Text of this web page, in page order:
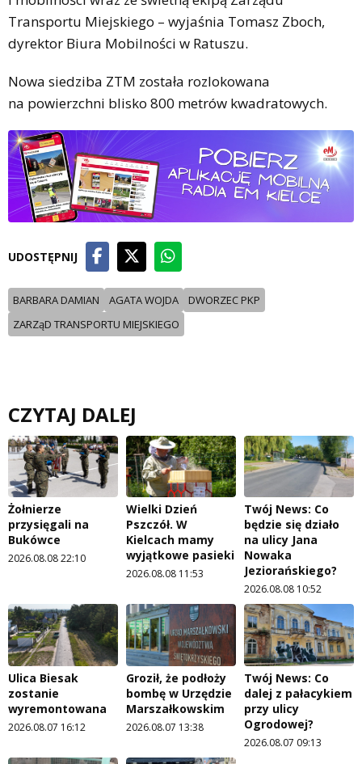
Transportu Miejskiego – wyjaśnia Tomasz Zboch,
dyrektor Biura Mobilności w Ratuszu.
Nowa siedziba ZTM została rozlokowana
na powierzchni blisko 800 metrów kwadratowych.
UDOSTĘPNIJ
BARBARA DAMIAN AGATA WOJDA
DWORZEC PKP
ZARZąD TRANSPORTU MIEJSKIEGO
CZYTAJ DALEJ
Żołnierze
przysięgali na
Bukówce
2026.08.08 22:10
Wielki Dzień
Pszczół. W
Kielcach mamy
wyjątkowe pasieki
2026.08.08 11:53
Twój News: Co
będzie się działo
na ulicy Jana
Nowaka
Jeziorańskiego?
2026.08.08 10:52
Ulica Biesak
zostanie
wyremontowana
2026.08.07 16:12
Groził, że podłoży
bombę w Urzędzie
Marszałkowskim
2026.08.07 13:38
Twój News: Co
dalej z pałacykiem
przy ulicy
Ogrodowej?
2026.08.07 09:13